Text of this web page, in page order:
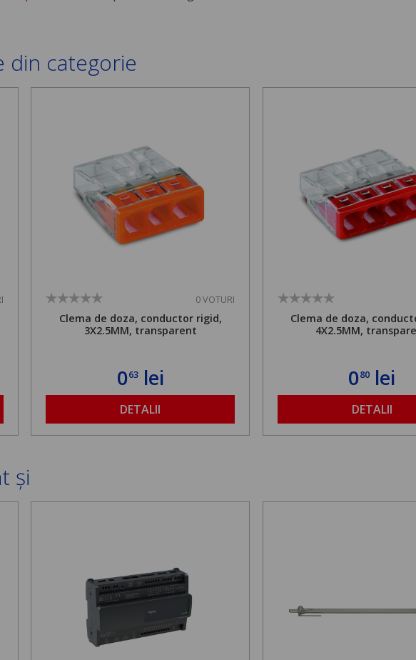
din categorie
0 VOTURI
Clema de doza, conductor rigid,
3X2.5MM, transparent
063lei
DETALII
Clema de doza,
4X2.5MM,
080 lei
DETALII
și